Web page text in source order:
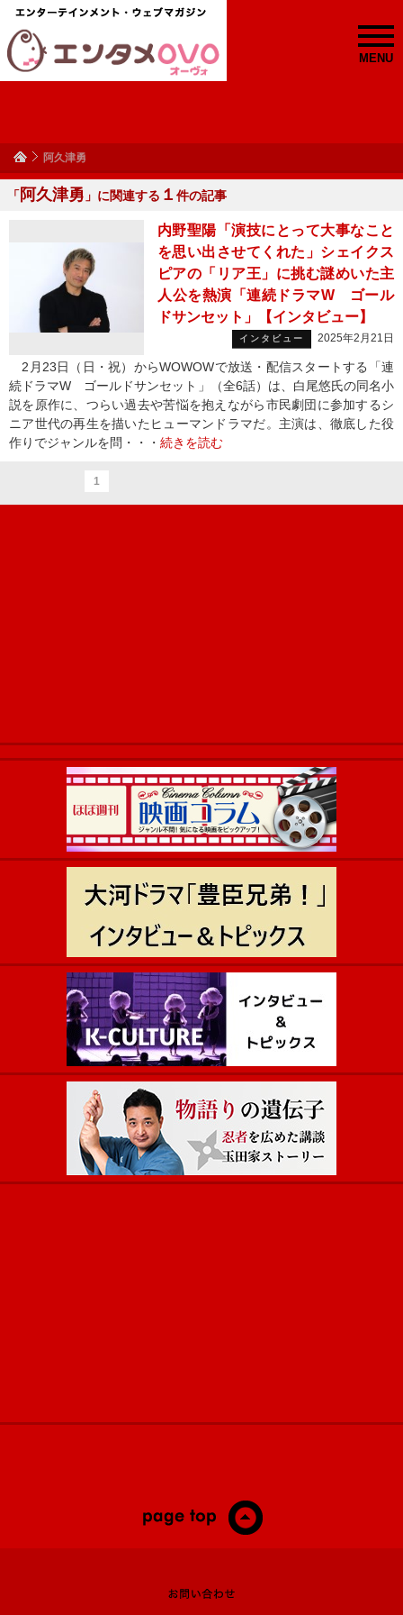
MENU
阿久津勇
「 阿久津勇 」に関連する １ 件の記事
内野聖陽「演技にとって大事なこと
を思い出させてくれた」シェイクス
ピアの「リア王」に挑む謎めいた主
人公を熱演「連続ドラマW ゴール
ドサンセット」【インタビュー】
インタビュー 2025年2月21日
2月23日（日・祝）からWOWOWで放送・配信スタートする「連
続ドラマW ゴールドサンセット」（全6話）は、白尾悠氏の同名小
説を原作に、つらい過去や苦悩を抱えながら市民劇団に参加するシ
ニア世代の再生を描いたヒューマンドラマだ。主演は、徹底した役
作りでジャンルを問・・・ 続きを読む
1